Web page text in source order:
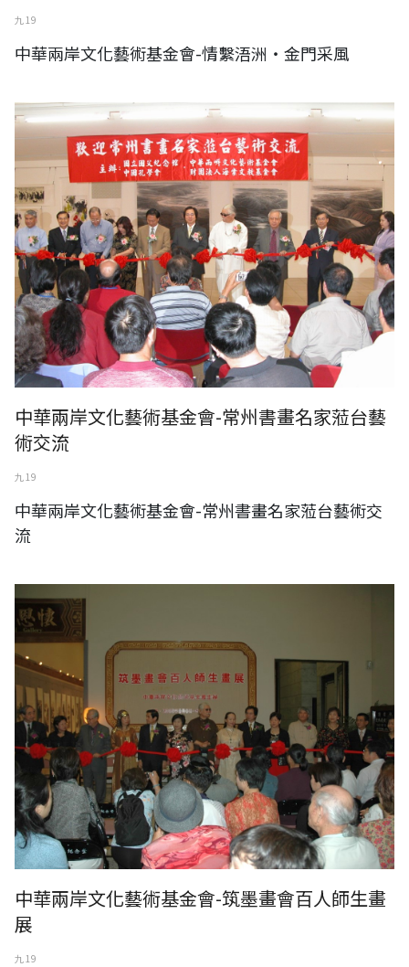
九 19
中華兩岸文化藝術基金會-情繫浯洲‧金門采風
中華兩岸文化藝術基金會-常州書畫名家蒞台藝術交流
中華兩岸文化藝術基金會-常州書畫名家蒞台藝
術交流
九 19
中華兩岸文化藝術基金會-常州書畫名家蒞台藝術交
流
中華兩岸文化藝術基金會-筑墨畫會百人師生畫
展
九 19